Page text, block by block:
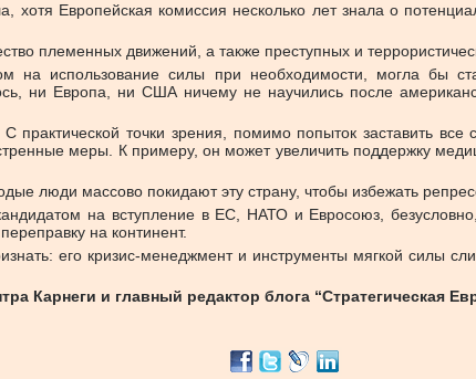
хотя Европейская комиссия несколько лет знала о
племенных движений, а также преступных и
использование силы при необходимости, могла бы
ни Европа, ни США ничему не научились после
практической точки зрения, помимо попыток заставить
меры. К примеру, он может увеличить поддержку
люди массово покидают эту страну, чтобы избежать
на вступление в ЕС, НАТО и Евросоюз,
на континент.
его кризис-менеджмент и инструменты мягкой силы
Карнеги и главный редактор блога “Стратегическая